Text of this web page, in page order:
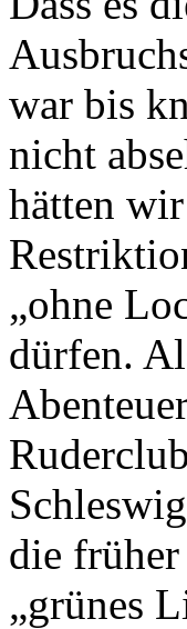
war bis
nicht
hätten
„ohne
dürfen.
die
„grünes